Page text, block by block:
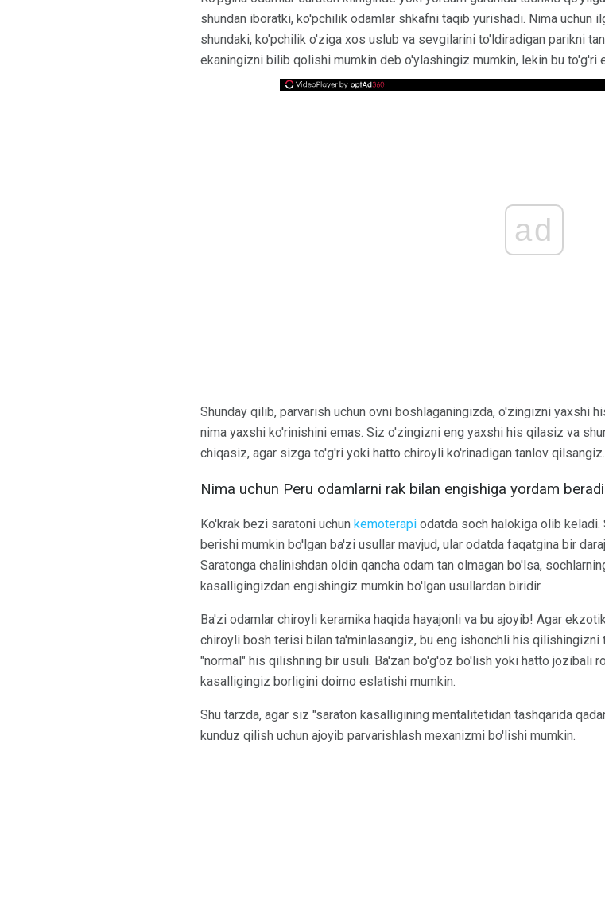
shundan iboratki, ko'pchilik odamlar shkafni taqib yurishadi. Nima uchun
shundaki, ko'pchilik o'ziga xos uslub va sevgilarini to'ldiradigan parikni
ekaningizni bilib qolishi mumkin deb o'ylashingiz mumkin, lekin bu to'g'ri
ad
Shunday qilib, parvarish uchun ovni boshlaganingizda, o'zingizni yaxshi
nima yaxshi ko'rinishini emas. Siz o'zingizni eng yaxshi his qilasiz va
chiqasiz, agar sizga to'g'ri yoki hatto chiroyli ko'rinadigan tanlov qilsangiz.
Nima uchun Peru odamlarni rak bilan engishiga yordam beradi
Ko'krak bezi saratoni uchun kemoterapi odatda soch halokiga olib
berishi mumkin bo'lgan ba'zi usullar mavjud, ular odatda faqatgina bir
Saratonga chalinishdan oldin qancha odam tan olmagan bo'lsa,
kasalligingizdan engishingiz mumkin bo'lgan usullardan biridir.
Ba'zi odamlar chiroyli keramika haqida hayajonli va bu ajoyib! Agar
chiroyli bosh terisi bilan ta'minlasangiz, bu eng ishonchli his qilishingizni
"normal" his qilishning bir usuli. Ba'zan bo'g'oz bo'lish yoki hatto jozibali
kasalligingiz borligini doimo eslatishi mumkin.
Shu tarzda, agar siz "saraton kasalligining mentalitetidan tashqarida
kunduz qilish uchun ajoyib parvarishlash mexanizmi bo'lishi mumkin.